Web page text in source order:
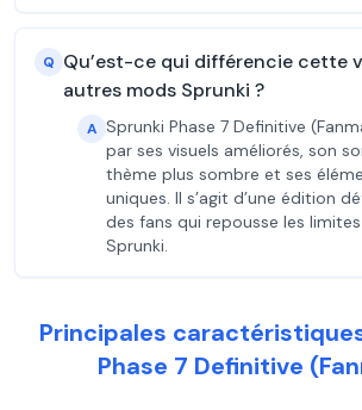
Q Qu’est-ce qui différencie cette
autres mods Sprunki ?
A Sprunki Phase 7 Definitive
par ses visuels améliorés, son
thème plus sombre et ses
uniques. Il s’agit d’une édition
des fans qui repousse les limites
Sprunki.
Principales
Phase 7 Definitive